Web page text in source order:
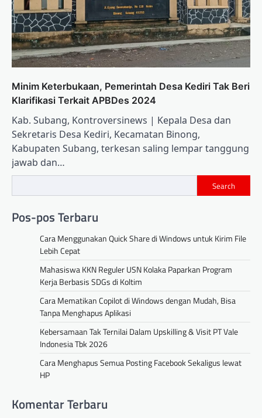
Minim Keterbukaan, Pemerintah Desa Kediri Tak Beri
Klarifikasi Terkait APBDes 2024
Kab. Subang, Kontroversinews | Kepala Desa dan
Sekretaris Desa Kediri, Kecamatan Binong,
Kabupaten Subang, terkesan saling lempar tanggung
jawab dan…
Search
Pos-pos Terbaru
Cara Menggunakan Quick Share di Windows untuk Kirim File
Lebih Cepat
Mahasiswa KKN Reguler USN Kolaka Paparkan Program
Kerja Berbasis SDGs di Koltim
Cara Mematikan Copilot di Windows dengan Mudah, Bisa
Tanpa Menghapus Aplikasi
Kebersamaan Tak Ternilai Dalam Upskilling & Visit PT Vale
Indonesia Tbk 2026
Cara Menghapus Semua Posting Facebook Sekaligus lewat
HP
Komentar Terbaru